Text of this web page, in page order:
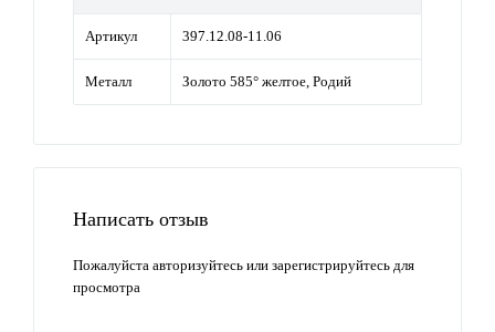
Артикул 397.12.08-11.06
Металл Золото 585° желтое, Родий
Написать отзыв
Пожалуйста авторизуйтесь или зарегистрируйтесь для
просмотра